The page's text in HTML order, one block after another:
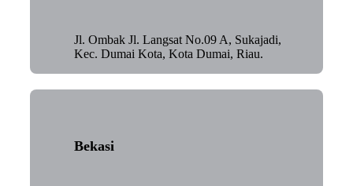
Jl. Ombak Jl. Langsat No.09 A, Sukajadi,
Kec. Dumai Kota, Kota Dumai, Riau.
Bekasi